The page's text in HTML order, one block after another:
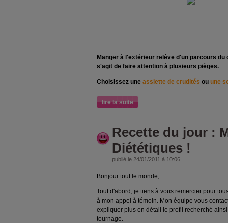
Manger à l'extérieur relève d'un parcours
s'agit de faire attention à plusieurs pièges.
Choisissez une assiette de crudités ou une
lire la suite
Recette du jour :
Diététiques !
publié le 24/01/2011 à 10:06
Bonjour tout le monde,
Tout d'abord, je tiens à vous remercier pour
à mon appel à témoin. Mon équipe vous
expliquer plus en détail le profil recherché
tournage.